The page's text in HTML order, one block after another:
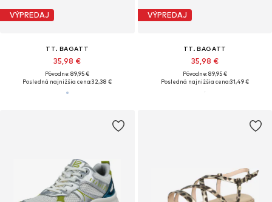
VÝPREDAJ
TT. BAGATT
35,98 €
Pôvodne: 89,95 €
Posledná najnižšia cena:32,38 €
VÝPREDAJ
TT. BAGATT
35,98 €
Pôvodne: 89,95 €
Posledná najnižšia cena:31,49 €